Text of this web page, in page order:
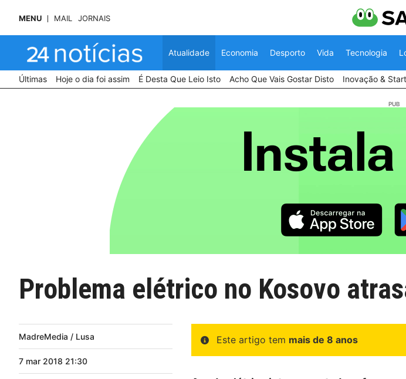
MENU MAIL JORNAIS
Atualidade Economia Desporto Vida Tecnologia
Últimas Hoje o dia foi assim É Desta Que Leio Isto Acho Que Vais Gostar Disto Inovação &
Problema elétrico no Kosovo
MadreMedia / Lusa
7 mar 2018 21:30
Este artigo tem mais de 8 anos